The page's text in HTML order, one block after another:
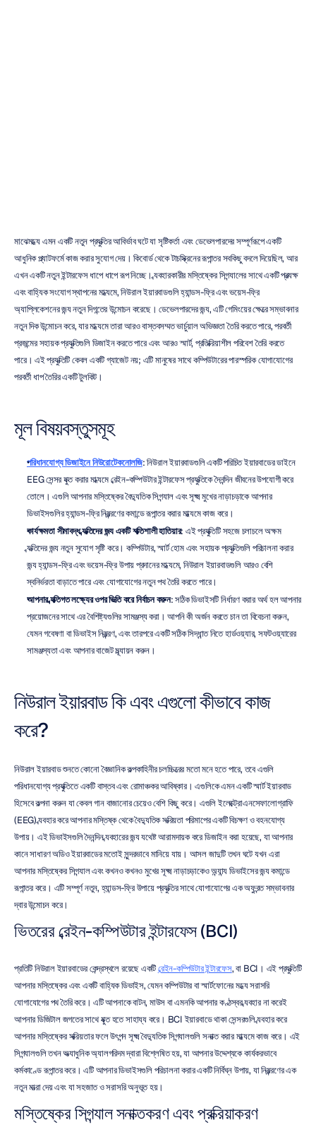
মাঝেমধ্যে এমন একটি নতুন প্রযুক্তির আবির্ভাব ঘটে যা সৃষ্টিকর্তা এবং ডেভেলপারদের সম্পূর্ণরূপে একটি
আধুনিক প্ল্যাটফর্মে কাজ করার সুযোগ দেয়। কিবোর্ড থেকে টাচস্ক্রিনের রূপান্তর সবকিছু বদলে দিয়েছিল, আর
এখন একটি নতুন ইন্টারফেস ধাপে ধাপে রূপ নিচ্ছে। ব্যবহারকারীর মস্তিষ্কের সিগন্যালের সাথে একটি প্রত্যক্ষ
এবং বাহ্যিক সংযোগ স্থাপনের মাধ্যমে, নিউরাল ইয়ারবাডগুলি হ্যান্ডস-ফ্রি এবং ভয়েস-ফ্রি
অ্যাপ্লিকেশনের জন্য নতুন দিগন্তের উন্মোচন করেছে। ডেভেলপারদের জন্য, এটি গেমিংয়ের ক্ষেত্রে সম্ভাবনার
নতুন দিক উন্মোচন করে, যার মাধ্যমে তারা আরও বাস্তবসম্মত ভার্চুয়াল অভিজ্ঞতা তৈরি করতে পারে, পরবর্তী
প্রজন্মের সহায়ক প্রযুক্তিগুলি ডিজাইন করতে পারে এবং আরও স্মার্ট, প্রতিক্রিয়াশীল পরিবেশ তৈরি করতে
পারে। এই প্রযুক্তিটি কেবল একটি গ্যাজেট নয়; এটি মানুষের সাথে কম্পিউটারের পারস্পরিক যোগাযোগের
পরবর্তী ধাপ তৈরির একটি টুলকিট।
মূল বিষয়বস্তুসমূহ
পরিধানযোগ্য ডিজাইনে নিউরোটেকনোলজি: নিউরাল ইয়ারবাডগুলি একটি পরিচিত ইয়ারবাডের ডাইনে
EEG সেন্সর যুক্ত করার মাধ্যমে ব্রেইন-কম্পিউটার ইন্টারফেস প্রযুক্তিকে দৈনন্দিন জীবনের উপযোগী করে
তোলে। এগুলি আপনার মস্তিষ্কের বৈদ্যুতিক সিগন্যাল এবং সূক্ষ্ম মুখের নাড়াচড়াকে আপনার
ডিভাইসগুলির হ্যান্ডস-ফ্রি নিয়ন্ত্রণের কমান্ডে রূপান্তর করার মাধ্যমে কাজ করে।
কার্যক্ষমতা সীমাবদ্ধ ব্যক্তিদের জন্য একটি শক্তিশালী হাতিয়ার: এই প্রযুক্তিটি সহজে চলাচলে অক্ষম
ব্যক্তিদের জন্য নতুন সুযোগ সৃষ্টি করে। কম্পিউটার, স্মার্ট হোম এবং সহায়ক প্রযুক্তিগুলি পরিচালনা করার
জন্য হ্যান্ডস-ফ্রি এবং ভয়েস-ফ্রি উপায় প্রদানের মাধ্যমে, নিউরাল ইয়ারবাডগুলি আরও বেশি
স্বনির্ভরতা বাড়াতে পারে এবং যোগাযোগের নতুন পথ তৈরি করতে পারে।
আপনার ব্যক্তিগত লক্ষ্যের ওপর ভিত্তি করে নির্বাচন করুন: সঠিক ডিভাইসটি নির্ধারণ করার অর্থ হল আপনার
প্রয়োজনের সাথে এর বৈশিষ্ট্যগুলির সামঞ্জস্য করা। আপনি কী অর্জন করতে চান তা বিবেচনা করুন,
যেমন গবেষণা বা ডিভাইস নিয়ন্ত্রণ, এবং তারপরে একটি সঠিক সিদ্ধান্ত নিতে হার্ডওয়্যার, সফটওয়্যারের
সামঞ্জস্যতা এবং আপনার বাজেট মূল্যায়ন করুন।
নিউরাল ইয়ারবাড কি এবং এগুলো কীভাবে কাজ
করে?
নিউরাল ইয়ারবাড শুনতে কোনো বৈজ্ঞানিক কল্পকাহিনীর চলচ্চিত্রের মতো মনে হতে পারে, তবে এগুলি
পরিধানযোগ্য প্রযুক্তিতে একটি বাস্তব এবং রোমাঞ্চকর আবিষ্কার। এগুলিকে এমন একটি স্মার্ট ইয়ারবাড
হিসেবে কল্পনা করুন যা কেবল গান বাজানোর চেয়েও বেশি কিছু করে। এগুলি ইলেক্ট্রোএনসেফালোগ্রাফি
(EEG) ব্যবহার করে আপনার মস্তিষ্ক থেকে বৈদ্যুতিক সক্রিয়তা পরিমাপের একটি বিচক্ষণ ও বহনযোগ্য
উপায়। এই ডিভাইসগুলি দৈনন্দিন ব্যবহারের জন্য যথেষ্ট আরামদায়ক করে ডিজাইন করা হয়েছে, যা আপনার
কানে সাধারণ অডিও ইয়ারবাডের মতোই সুন্দরভাবে মানিয়ে যায়। আসল জাদুটি তখন ঘটে যখন এরা
আপনার মস্তিষ্কের সিগন্যাল এবং কখনও কখনও মুখের সূক্ষ্ম নাড়াচড়াকেও অন্যান্য ডিভাইসের জন্য কমান্ডে
রূপান্তর করে। এটি সম্পূর্ণ নতুন, হ্যান্ডস-ফ্রি উপায়ে প্রযুক্তির সাথে যোগাযোগের এক অফুরন্ত সম্ভাবনার
দ্বার উন্মোচন করে।
ভিতরের ব্রেইন-কম্পিউটার ইন্টারফেস (BCI)
প্রতিটি নিউরাল ইয়ারবাডের কেন্দ্রস্থলে রয়েছে একটি ব্রেইন-কম্পিউটার ইন্টারফেস, বা BCI। এই প্রযুক্তিটি
আপনার মস্তিষ্কের এবং একটি বাহ্যিক ডিভাইস, যেমন কম্পিউটার বা স্মার্টফোনের মধ্যে সরাসরি
যোগাযোগের পথ তৈরি করে। এটি আপনাকে বাটন, মাউস বা এমনকি আপনার কণ্ঠস্বর ব্যবহার না করেই
আপনার ডিজিটাল জগতের সাথে যুক্ত হতে সাহায্য করে। BCI ইয়ারবাডে থাকা সেন্সরগুলি ব্যবহার করে
আপনার মস্তিষ্কের সক্রিয়তার ফলে উৎপন্ন সূক্ষ্ম বৈদ্যুতিক সিগন্যালগুলি সনাক্ত করার মাধ্যমে কাজ করে। এই
সিগন্যালগুলি তখন অত্যাধুনিক অ্যালগরিদম দ্বারা বিশ্লেষিত হয়, যা আপনার উদ্দেশ্যকে কার্যকরভাবে
কর্মকাণ্ডে রূপান্তর করে। এটি আপনার ডিভাইসগুলি পরিচালনা করার একটি নির্বিঘ্ন উপায়, যা নিয়ন্ত্রণের এক
নতুন মাত্রা দেয় এবং যা সহজাত ও সরাসরি অনুভূত হয়।
মস্তিষ্কের সিগন্যাল সনাক্তকরণ এবং প্রক্রিয়াকরণ